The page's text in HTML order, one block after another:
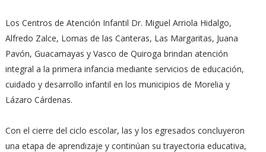
Los Centros de Atención Infantil Dr. Miguel Arriola Hidalgo,
Alfredo Zalce, Lomas de las Canteras, Las Margaritas, Juana
Pavón, Guacamayas y Vasco de Quiroga brindan atención
integral a la primera infancia mediante servicios de educación,
cuidado y desarrollo infantil en los municipios de Morelia y
Lázaro Cárdenas.
Con el cierre del ciclo escolar, las y los egresados concluyeron
una etapa de aprendizaje y continúan su trayectoria educativa,